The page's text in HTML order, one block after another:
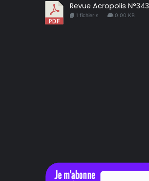
Revue Acropolis N°343
1 fichier·s 0.00 KB